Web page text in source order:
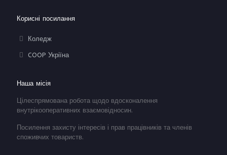
Корисні посилання
Коледж
COOP Укріїна
Наша місія
Цілеспрямована робота щодо вдосконалення
внутрікооперативних взаємовідносин.
Посилення захисту інтересів і прав працівників та членів
споживчих товариств.